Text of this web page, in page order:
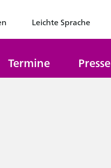
Leichte Sprache
Termine Presse